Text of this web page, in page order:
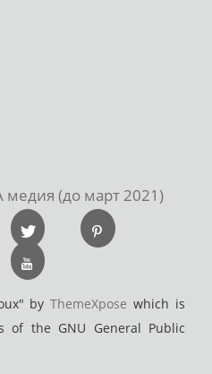
медия (до март 2021)
byThemeXpose which is
of the GNU General Public